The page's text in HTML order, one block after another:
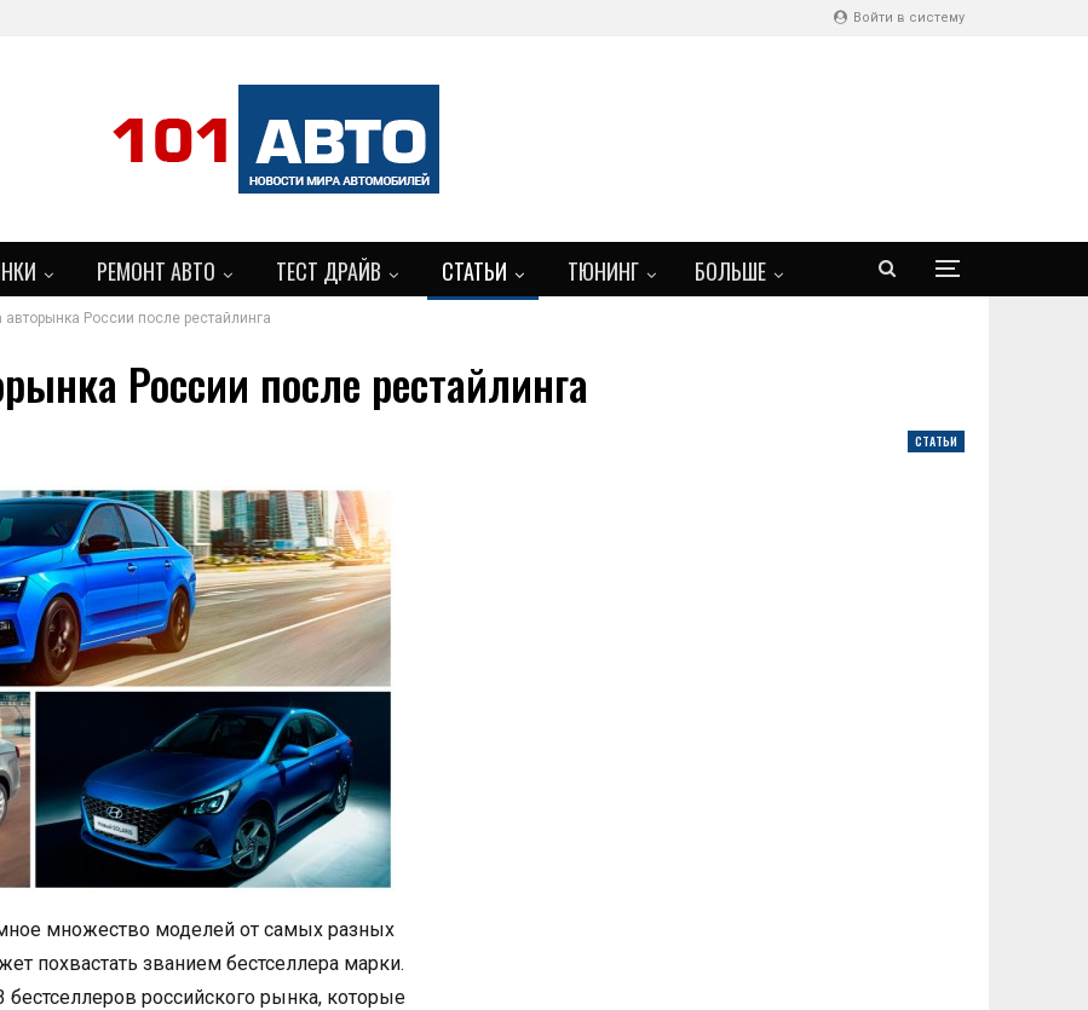
Войти в систему
РЕМОНТ АВТО ТЕСТ ДРАЙВ СТАТЬИ ТЮНИНГ БОЛЬШЕ
России после рестайлинга
России после рестайлинга
СТАТЬИ
множество моделей от самых разных
похвастать званием бестселлера марки.
российского рынка, которые